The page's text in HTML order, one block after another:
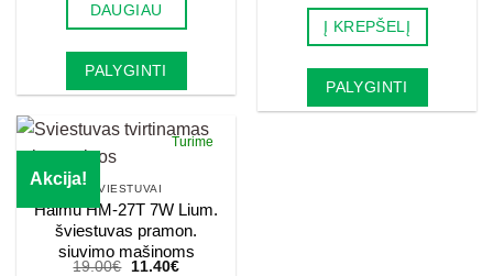
DAUGIAU
PALYGINTI
was:
20.00€.
is:
Į KREPŠELĮ
PALYGINTI
Akcija!
Turime
ŠVIESTUVAI
Haimu HM-27T 7W Lium.
šviestuvas pramon.
siuvimo mašinoms
19.00€
Original
11.40€Current